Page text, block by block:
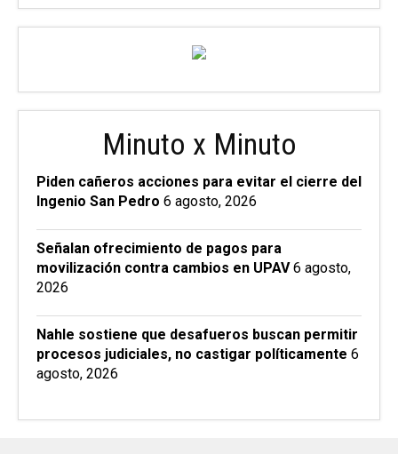
Minuto x Minuto
Piden cañeros acciones para evitar el cierre del
Ingenio San Pedro 6 agosto, 2026
Señalan ofrecimiento de pagos para
movilización contra cambios en UPAV 6 agosto,
2026
Nahle sostiene que desafueros buscan permitir
procesos judiciales, no castigar políticamente 6
agosto, 2026